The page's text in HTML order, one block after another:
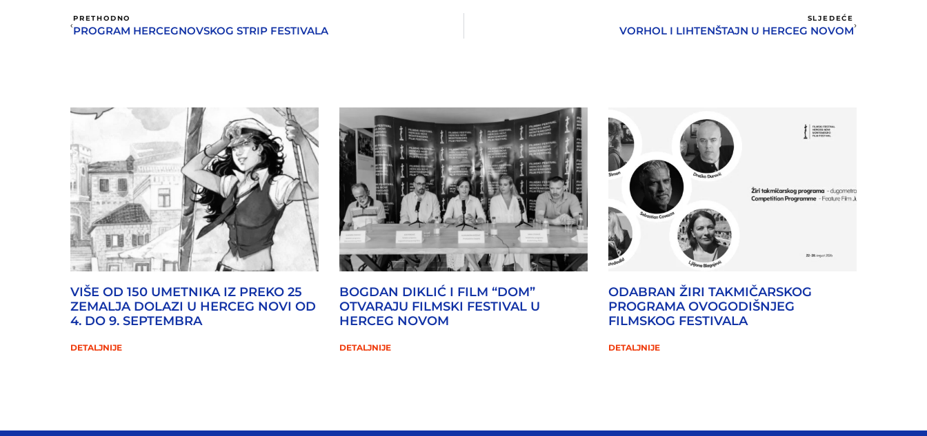
PRETHODNO
PROGRAM HERCEGNOVSKOG STRIP FESTIVALA
SLJEDEĆE
VORHOL I LIHTENŠTAJN U HERCEG NOVOM
VIŠE OD 150 UMETNIKA IZ PREKO 25
ZEMALJA DOLAZI U HERCEG NOVI OD
4. DO 9. SEPTEMBRA
DETALJNIJE
BOGDAN DIKLIĆ I FILM “DOM”
OTVARAJU FILMSKI FESTIVAL U
HERCEG NOVOM
DETALJNIJE
ODABRAN ŽIRI TAKMIČARSKOG
PROGRAMA OVOGODIŠNJEG
FILMSKOG FESTIVALA
DETALJNIJE